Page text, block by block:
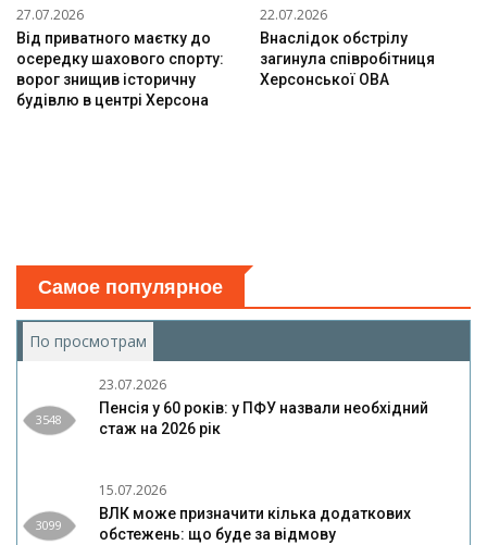
27.07.2026
Від приватного маєтку до
осередку шахового спорту:
ворог знищив історичну
будівлю в центрі Херсона
22.07.2026
Внаслідок обстрілу
загинула співробітниця
Херсонської ОВА
Самое популярное
По просмотрам
3548
23.07.2026
Пенсія у 60 років: у ПФУ назвали необхідний
стаж на 2026 рік
3099
15.07.2026
ВЛК може призначити кілька додаткових
обстежень: що буде за відмову